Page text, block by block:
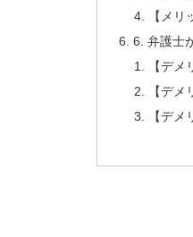
【メ
6. 弁護士
【デ
【デ
【デ